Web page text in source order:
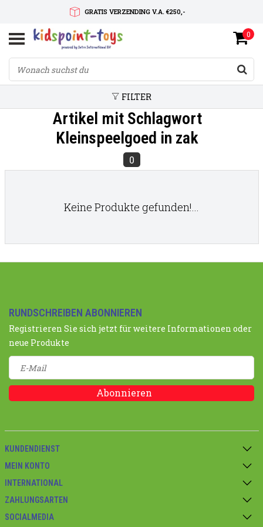
GRATIS VERZENDING V.A. €250,-
SNELLE LEVERTIJD
SERVICE OP MAAT
0
FILTER
Artikel mit Schlagwort
Kleinspeelgoed in zak
0
Keine Produkte gefunden!...
RUNDSCHREIBEN ABONNIEREN
Registrieren Sie sich jetzt für weitere Informationen oder
neue Produkte
Abonnieren
KUNDENDIENST
MEIN KONTO
INTERNATIONAL
ZAHLUNGSARTEN
SOCIALMEDIA